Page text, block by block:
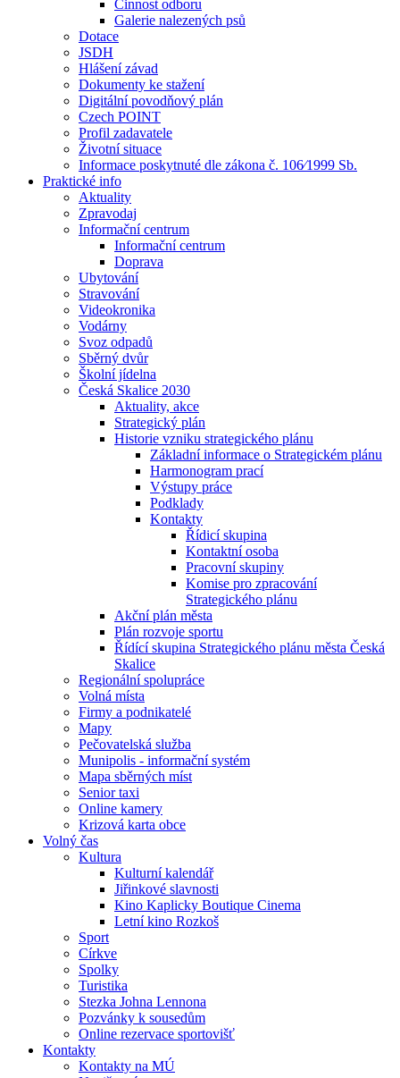
Činnost odboru
Galerie nalezených psů
Dotace
JSDH
Hlášení závad
Dokumenty ke stažení
Digitální povodňový plán
Czech POINT
Profil zadavatele
Životní situace
Informace poskytnuté dle zákona č. 106⁄1999 Sb.
Praktické info
Aktuality
Zpravodaj
Informační centrum
Informační centrum
Doprava
Ubytování
Stravování
Videokronika
Vodárny
Svoz odpadů
Sběrný dvůr
Školní jídelna
Česká Skalice 2030
Aktuality, akce
Strategický plán
Historie vzniku strategického plánu
Základní informace o Strategickém plánu
Harmonogram prací
Výstupy práce
Podklady
Kontakty
Řídicí skupina
Kontaktní osoba
Pracovní skupiny
Komise pro zpracování
Strategického plánu
Akční plán města
Plán rozvoje sportu
Řídící skupina Strategického plánu města Česká
Skalice
Regionální spolupráce
Volná místa
Firmy a podnikatelé
Mapy
Pečovatelská služba
Munipolis - informační systém
Mapa sběrných míst
Senior taxi
Online kamery
Krizová karta obce
Volný čas
Kultura
Kulturní kalendář
Jiřinkové slavnosti
Kino Kaplicky Boutique Cinema
Letní kino Rozkoš
Sport
Církve
Spolky
Turistika
Stezka Johna Lennona
Pozvánky k sousedům
Online rezervace sportovišť
Kontakty
Kontakty na MÚ